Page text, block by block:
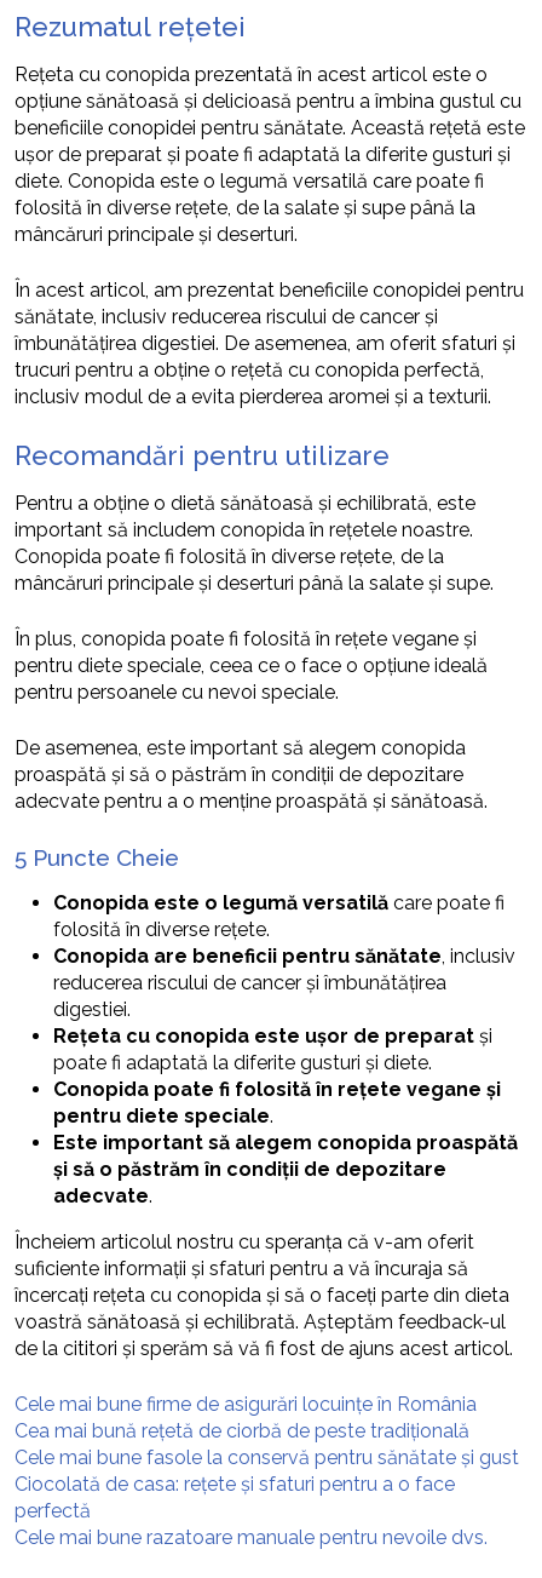
Rezumatul rețetei
Rețeta cu conopida prezentată în acest articol este o
opțiune sănătoasă și delicioasă pentru a îmbina gustul cu
beneficiile conopidei pentru sănătate. Această rețetă este
ușor de preparat și poate fi adaptată la diferite gusturi și
diete. Conopida este o legumă versatilă care poate fi
folosită în diverse rețete, de la salate și supe până la
mâncăruri principale și deserturi.
În acest articol, am prezentat beneficiile conopidei pentru
sănătate, inclusiv reducerea riscului de cancer și
îmbunătățirea digestiei. De asemenea, am oferit sfaturi și
trucuri pentru a obține o rețetă cu conopida perfectă,
inclusiv modul de a evita pierderea aromei și a texturii.
Recomandări pentru utilizare
Pentru a obține o dietă sănătoasă și echilibrată, este
important să includem conopida în rețetele noastre.
Conopida poate fi folosită în diverse rețete, de la
mâncăruri principale și deserturi până la salate și supe.
În plus, conopida poate fi folosită în rețete vegane și
pentru diete speciale, ceea ce o face o opțiune ideală
pentru persoanele cu nevoi speciale.
De asemenea, este important să alegem conopida
proaspătă și să o păstrăm în condiții de depozitare
adecvate pentru a o menține proaspătă și sănătoasă.
5 Puncte Cheie
Conopida este o legumă versatilă care poate fi
folosită în diverse rețete.
Conopida are beneficii pentru sănătate , inclusiv
reducerea riscului de cancer și îmbunătățirea
digestiei.
Rețeta cu conopida este ușor de preparat și
poate fi adaptată la diferite gusturi și diete.
Conopida poate fi folosită în rețete vegane și
pentru diete speciale.
Este important să alegem conopida proaspătă
și să o păstrăm în condiții de depozitare
adecvate.
Încheiem articolul nostru cu speranța că v-am oferit
suficiente informații și sfaturi pentru a vă încuraja să
încercați rețeta cu conopida și să o faceți parte din dieta
voastră sănătoasă și echilibrată. Așteptăm feedback-ul
de la cititori și sperăm să vă fi fost de ajuns acest articol.
Cele mai bune firme de asigurări locuințe în România
Cea mai bună rețetă de ciorbă de peste tradițională
Cele mai bune fasole la conservă pentru sănătate și gust
Ciocolată de casa: rețete și sfaturi pentru a o face
perfectă
Cele mai bune razatoare manuale pentru nevoile dvs.